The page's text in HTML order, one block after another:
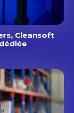
Cleansoft